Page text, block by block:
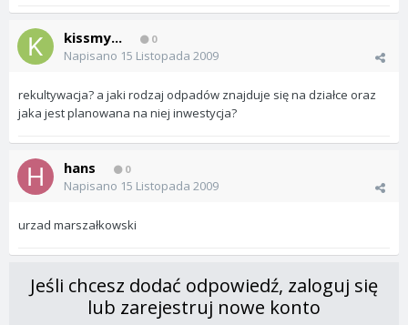
kissmy... 0
Napisano 15 Listopada 2009
rekultywacja? a jaki rodzaj odpadów znajduje się na działce oraz
jaka jest planowana na niej inwestycja?
hans 0
Napisano 15 Listopada 2009
urzad marszałkowski
Jeśli chcesz dodać odpowiedź, zaloguj się
lub zarejestruj nowe konto